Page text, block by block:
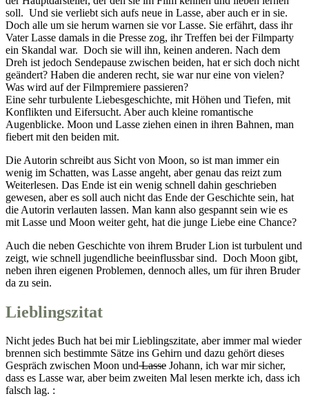
soll. Und sie verliebt sich aufs neue in Lasse, aber auch er in sie.
Doch alle um sie herum warnen sie vor Lasse. Sie erfährt, dass ihr
Vater Lasse damals in die Presse zog, ihr Treffen bei der Filmparty
ein Skandal war. Doch sie will ihn, keinen anderen. Nach dem
Dreh ist jedoch Sendepause zwischen beiden, hat er sich doch nicht
geändert? Haben die anderen recht, sie war nur eine von vielen?
Was wird auf der Filmpremiere passieren?
Eine sehr turbulente Liebesgeschichte, mit Höhen und Tiefen, mit
Konflikten und Eifersucht. Aber auch kleine romantische
Augenblicke. Moon und Lasse ziehen einen in ihren Bahnen, man
fiebert mit den beiden mit.
Die Autorin schreibt aus Sicht von Moon, so ist man immer ein
wenig im Schatten, was Lasse angeht, aber genau das reizt zum
Weiterlesen. Das Ende ist ein wenig schnell dahin geschrieben
gewesen, aber es soll auch nicht das Ende der Geschichte sein, hat
die Autorin verlauten lassen. Man kann also gespannt sein wie es
mit Lasse und Moon weiter geht, hat die junge Liebe eine Chance?
Auch die neben Geschichte von ihrem Bruder Lion ist turbulent und
zeigt, wie schnell jugendliche beeinflussbar sind. Doch Moon gibt,
neben ihren eigenen Problemen, dennoch alles, um für ihren Bruder
da zu sein.
Lieblingszitat
Nicht jedes Buch hat bei mir Lieblingszitate, aber immer mal wieder
brennen sich bestimmte Sätze ins Gehirn und dazu gehört dieses
Gespräch zwischen Moon undLasse Johann, ich war mir sicher,
dass es Lasse war, aber beim zweiten Mal lesen merkte ich, dass ich
falsch lag. :